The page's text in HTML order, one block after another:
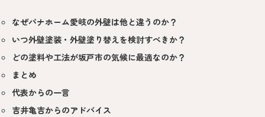
なぜパナホーム愛岐の外壁は他と違うのか？
いつ外壁塗装・外壁塗り替えを検討すべきか？
どの塗料や工法が坂戸市の気候に最適なのか？
まとめ
代表からの一言
吉井亀吉からのアドバイス